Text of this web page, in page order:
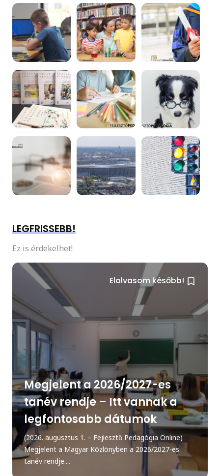
LEGFRISSEBB!
Ez is érdekelhet!
Elolvasom később!
Megjelent a 2026/2027-es
tanév rendje – Itt vannak a
legfontosabb dátumok
(2026. augusztus 1. – Fejlesztő Pedagógia Online)
Megjelent a Magyar Közlönyben a 2026/2027-es
tanév rendje....